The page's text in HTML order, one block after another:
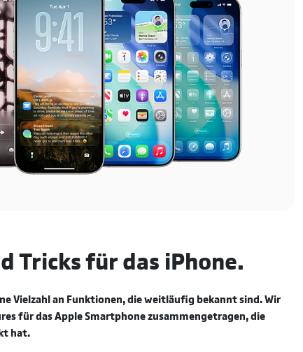
Tricks für das iPhone.
Vielzahl an Funktionen, die weitläufig bekannt sind. Wir
für das Apple Smartphone zusammengetragen, die
hat.